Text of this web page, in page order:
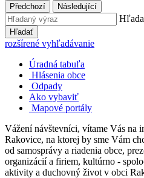
Předchozí Následující
Hľadať
rozšírené vyhľadávanie
Úradná tabuľa
Hlásenia obce
Odpady
Ako vybaviť
Mapové portály
Vážení návštevníci, vítame Vás na
Rakovice, na ktorej by sme Vám
od samosprávy a riadenia obce,
organizácií a firiem, kultúrno -
aktivity a duchovný život v obci